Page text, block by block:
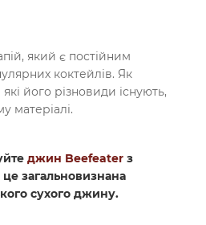
який є постійним
коктейлів. Як
його різновиди існують,
матеріалі.
джин Beefeater з
загальновизнана
сухого джину.